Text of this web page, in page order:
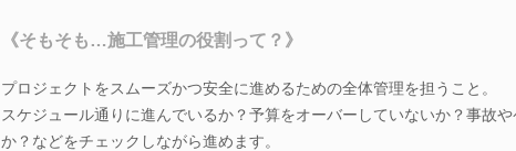
《そもそも…施工管理の役割って？》
プロジェクトをスムーズかつ安全に進めるための全体管理を担うこと。
スケジュール通りに進んでいるか？予算をオーバーしていないか？事故
か？などをチェックしながら進めます。